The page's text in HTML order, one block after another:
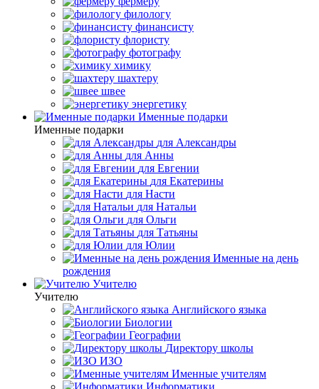
филологу
финансисту
флористу
фотографу
химику
шахтеру
швее
энергетику
Именные подарки
Именные подарки
для Александры
для Анны
для Евгении
для Екатерины
для Насти
для Натальи
для Ольги
для Татьяны
для Юлии
Именные на день
рождения
Учителю
Учителю
Английского языка
Биологии
Географии
Директору школы
ИЗО
Именные учителям
Информатики